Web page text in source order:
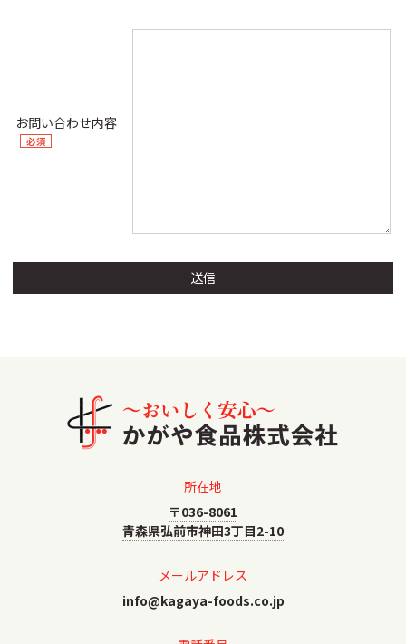
お問い合わせ内容
必須
所在地
〒036-8061
青森県弘前市神田3丁目2-10
メールアドレス
info@kagaya-foods.co.jp